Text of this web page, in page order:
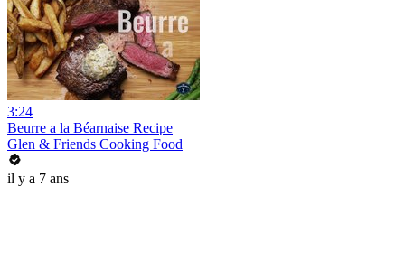
3:24
Beurre a la Béarnaise Recipe
Glen & Friends Cooking Food
il y a 7 ans